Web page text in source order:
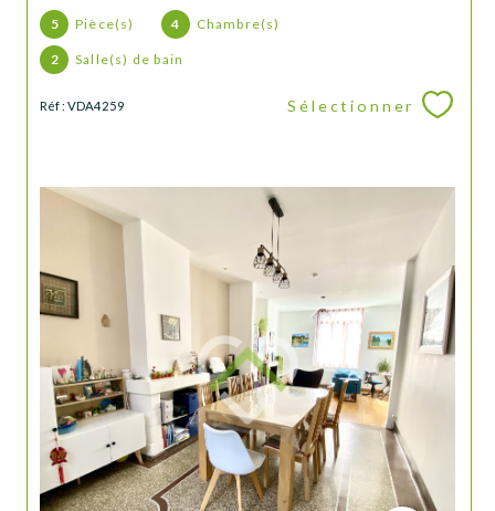
5 Pièce(s) 4 Chambre(s)
2 Salle(s) de bain
Réf : VDA4259 Sélectionner